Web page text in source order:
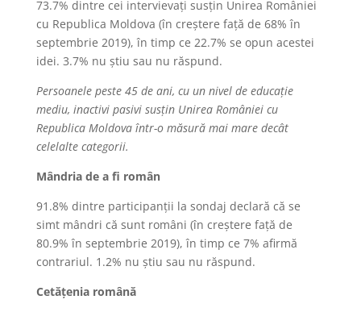
73.7% dintre cei intervievați susțin Unirea României
cu Republica Moldova (în creștere față de 68% în
septembrie 2019), în timp ce 22.7% se opun acestei
idei. 3.7% nu știu sau nu răspund.
Persoanele peste 45 de ani, cu un nivel de educație
mediu, inactivi pasivi susțin Unirea României cu
Republica Moldova într-o măsură mai mare decât
celelalte categorii.
Mândria de a fi român
91.8% dintre participanții la sondaj declară că se
simt mândri că sunt români (în creștere față de
80.9% în septembrie 2019), în timp ce 7% afirmă
contrariul. 1.2% nu știu sau nu răspund.
Cetățenia română